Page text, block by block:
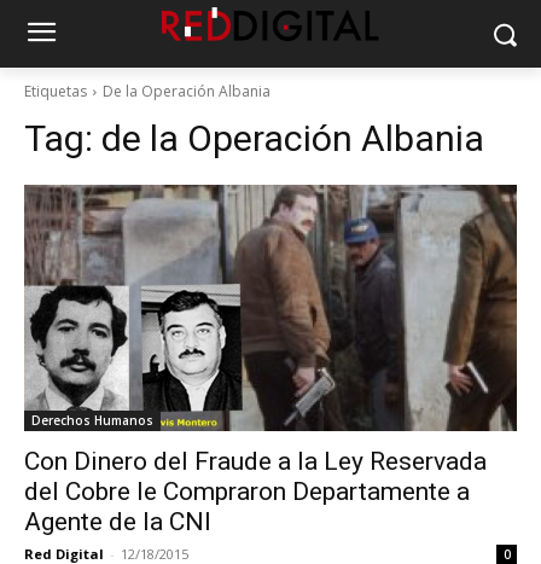
Etiquetas De la Operación Albania
Tag: de la Operación Albania
Derechos Humanos
Con Dinero del Fraude a la Ley Reservada
del Cobre le Compraron Departamente a
Agente de la CNI
Red Digital - 12/18/2015 0